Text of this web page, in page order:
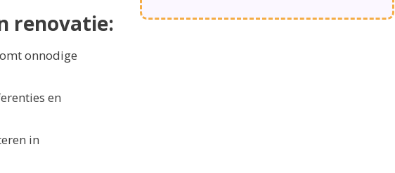
renovatie:
onnodige
en
in